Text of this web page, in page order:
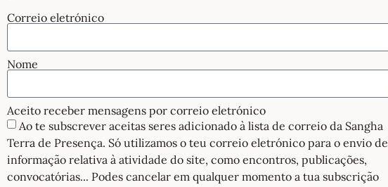
Correio eletrónico
Nome
Aceito receber mensagens por correio eletrónico
Ao te subscrever aceitas seres adicionado à lista de correio da Sangha
Terra de Presença. Só utilizamos o teu correio eletrónico para o envio de
informação relativa à atividade do site, como encontros, publicações,
convocatórias... Podes cancelar em qualquer momento a tua subscrição